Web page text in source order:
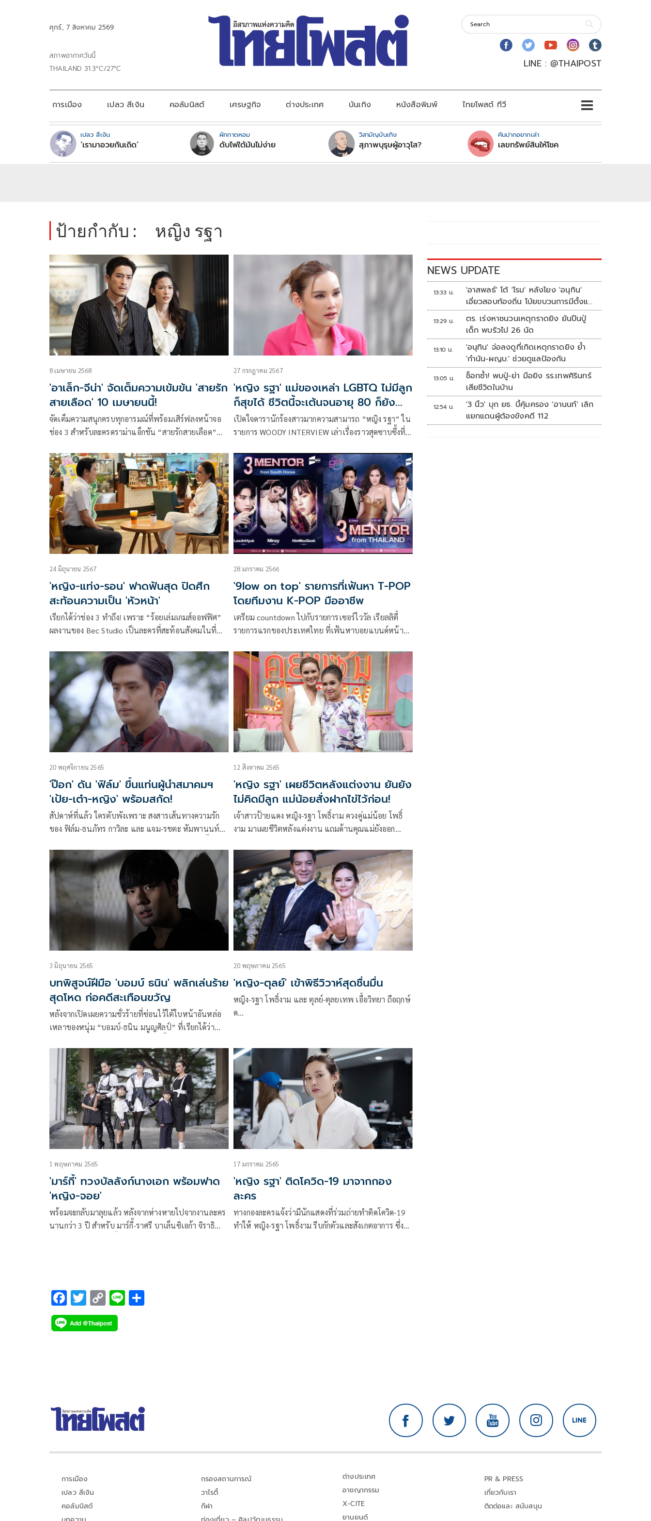
ศุกร์, 7 สิงหาคม 2569
สภาพอากาศวันนี้
THAILAND 31.3°C/27°C
LINE : @THAIPOST
การเมือง เปลว สีเงิน คอลัมนิสต์ เศรษฐกิจ ต่างประเทศ บันเทิง หนังสือพิมพ์ ไทยโพสต์ ทีวี
เปลว สีเงิน
‘เรามาอวยกันเถิด’
ผักกาดหอม
ดับไฟใต้มันไม่ง่าย
วิสามัญบันเทิง
สุภาพบุรุษผู้อาวุโส?
คันปากอยากเล่า
เลขทรัพย์สินให้โชค
ป้ายกำกับ : หญิง รฐา
8 เมษายน 2568
'อาเล็ก-จีน่า' จัดเต็มความเข้มข้น 'สายรัก
สายเลือด' 10 เมษายนนี้!
จัดเต็มความสนุกครบทุกอารมณ์ที่พร้อมเสิร์ฟลงหน้าจอ
ช่อง 3 สำหรับละครดราม่าแอ็กชัน “สายรักสายเลือด”
พริ้ม(พลิ้วอ่อน) บทโทรทัศน์โดย กนกพรรณ อรรัตนสกุล,
สิริภรณ์ ช่อเจี้ยง, อิสราภรณ์ คุณติสุข, ไอรีน อินสด และ
เบญจธารา โอฬารนิธิกุล
27 กรกฎาคม 2567
'หญิง รฐา' แม่ของเหล่า LGBTQ ไม่มีลูก
ก็สุขได้ ชีวิตนี้จะเต้นจนอายุ 80 ก็ยัง
ไหว!
เปิดใจดารานักร้องสาวมากความสามารถ “หญิง รฐา” ใน
รายการ WOODY INTERVIEW เล่าเรื่องราวสุดซาบซึ้งที่
2002 ราตรี ที่ทำให้คนจดจำจนถึงวันนี้ เผยจะเต้นจน 80
ก็ยังไหว ด้านชีวิตคู่คงไม่คิดมีทายาท เพราะมีความสุขอยู่
กับตรงนี้แล้ว
24 มิถุนายน 2567
'หญิง-แท่ง-รอน' ฟาดฟันสุด ปิดศึก
สะท้อนความเป็น 'หัวหน้า'
เรียกได้ว่าช่อง 3 ทำถึง! เพราะ “ร้อยเล่มเกมส์ออฟฟิศ”
ผลงานของ Bec Studio เป็นละครที่สะท้อนสังคมในที่
เสียงเดียวกันว่า นี่ล่ะ! ชีวิตฉันในที่ทำงาน
28 มกราคม 2566
'9low on top' รายการที่เฟ้นหา T-POP
โดยทีมงาน K-POP มืออาชีพ
เตรียม countdown ไปกับรายการเซอร์ไววัล เรียลลิตี้
รายการแรกของประเทศไทย ที่เฟ้นหาบอยแบนด์หน้า
(โกลว์ออนท็อป) รายการที่มีผู้เข้าขันมากที่สุดถึง 99 คน
20 พฤศจิกายน 2565
'ป๊อก' ดัน 'ฟิล์ม' ขึ้นแท่นผู้นำสมาคมฯ
'เป้ย-เต๋า-หญิง' พร้อมสกัด!
สัปดาห์ที่แล้ว ใครตับพังเพราะ สงสารเส้นทางความรัก
ของ ฟิล์ม-ธนภัทร กาวิละ และ แจม-รชตะ หัมพานนท์
เพราะสัปดาห์นี้ มีเรื่องหัวจะปวดให้ได้ลุ้นกันอีกแล้ว
12 สิงหาคม 2565
'หญิง รฐา' เผยชีวิตหลังแต่งงาน ยันยัง
ไม่คิดมีลูก แม่น้อยสั่งฝากไข่ไว้ก่อน!
เจ้าสาวป้ายแดง หญิง-รฐา โพธิ์งาม ควงคู่แม่น้อย โพธิ์
งาม มาเผยชีวิตหลังแต่งงาน แถมด้านคุณแม่ยังออก
พร้อมเผยเรื่องลูกที่ฝ่ายหญิง รฐา ไม่อยากมี แต่แม่น้อย
อยากอุ้มหลานสุดๆ ในรายการคุยแซ่บ SHOW ออกอากาศ
ทางช่องOne31 ที่มี พีเค ปิยะวัฒน์ อาจารย์เป็นหนึ่ง และ
ชมพู่ก่อนบ่าย เป็นพิธีกรดำเนินรายการ
3 มิถุนายน 2565
บทพิสูจน์ฝีมือ 'บอมบ์ ธนิน' พลิกเล่นร้าย
สุดโหด ก่อคดีสะเทือนขวัญ
หลังจากเปิดเผยความชั่วร้ายที่ซ่อนไว้ใต้ใบหน้าอันหล่อ
เหลาของหนุ่ม “บอมบ์-ธนิน มนูญศิลป์” ที่เรียกได้ว่า
มาสเตอร์วัน ของผู้จัด “เอิน-ณิธิภัทร์ เอื้อวัฒนสกุล” ที่ได้
เดินทางมาถึงตอนอวสานกันแล้ว แต่ความร้ายของหนุ่ม
“บอมบ์” ยังชวนขนหัวลุกได้อีก เรียกว่าห้ามพลาดกันเลย
ทีเดียว
20 พฤษภาคม 2565
'หญิง-ตุลย์' เข้าพิธีวิวาห์สุดชื่นมื่น
หญิง-รฐา โพธิ์งาม และ ตุลย์-ตุลยเทพ เอื้อวิทยา ถือฤกษ์
ด…
1 พฤษภาคม 2565
'มาร์กี้' ทวงบัลลังก์นางเอก พร้อมฟาด
'หญิง-จอย'
พร้อมจะกลับมาลุยแล้ว หลังจากห่างหายไปจากงานละคร
นานกว่า 3 ปี สำหรับ มาร์กี้-ราศรี บาเล็นซิเอก้า จิราธิ
ธิดาทิตย์ ประจบคู่กับหนุ่ม มาร์ช- จุฑาวุฒิ ภัทรกำพล ที่
โดดมาชิมลางกับ ทาง ช่อง 3 เป็นเรื่องแรก พร้อมกับสอง
ตัวแม่ หญิง-รฐา โพธิ์งาม, จอย-รินลณี ศรีเพ็ญ
17 มกราคม 2565
'หญิง รฐา' ติดโควิด-19 มาจากกอง
ละคร
ทางกองละครแจ้งว่ามีนักแสดงที่ร่วมถ่ายทำติดโควิด-19
ทำให้ หญิง-รฐา โพธิ์งาม รีบกักตัวและสังเกตอาการ ซึ่ง
F
ac
e
T
wi
tt
C
o
p
Li
NEWS UPDATE
13:33 น.
'อาสพลธ์' โต้ 'โรม' หลังโยง 'อนุทิน'
เอี่ยวสอบท้องถิ่น โบ้ยขบวนการมีตั้งแต่
ปี 62-64
13:29 น.
ตร. เร่งหาชนวนเหตุกราดยิง ยันปืนปู่
เด็ก พบรัวไป 26 นัด
13:10 น.
'อนุทิน' จ่อลงดูที่เกิดเหตุกราดยิง ย้ำ
'กำนัน-ผญบ.' ช่วยดูแลป้องกัน
13:05 น.
ช็อกซ้ำ! พบปู่-ย่า มือยิง รร.เทพศิรินทร์
เสียชีวิตในบ้าน
12:54 น.
'3 นิ้ว' บุก ยธ. บี้คุ้มครอง 'อานนท์' เลิก
แยกแดนผู้ต้องขังคดี 112
การเมือง
เปลว สีเงิน
คอลัมนิสต์
กรองสถานการณ์
วาไรตี้
กีฬา
ต่างประเทศ
อาชญากรรม
X-CITE
ยานยนต์
PR & PRESS
เกี่ยวกับเรา
ติดต่อและ สนับสนุน